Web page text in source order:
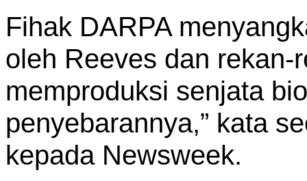
Fihak DARPA
oleh Reeves dan rekan-
memproduksi senjata
penyebarannya,” kata
kepada Newsweek.